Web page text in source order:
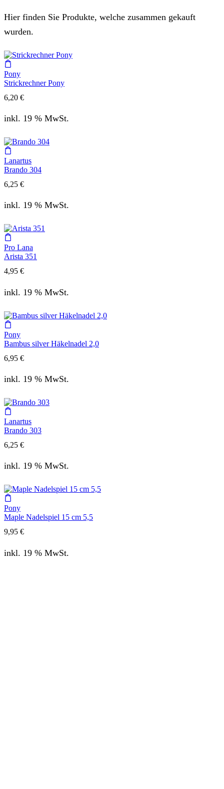
Hier finden Sie Produkte, welche zusammen gekauft
wurden.
Pony
Strickrechner Pony
6,20 €
inkl. 19 % MwSt.
Lanartus
Brando 304
6,25 €
inkl. 19 % MwSt.
Pro Lana
Arista 351
4,95 €
inkl. 19 % MwSt.
Pony
Bambus silver Häkelnadel 2,0
6,95 €
inkl. 19 % MwSt.
Lanartus
Brando 303
6,25 €
inkl. 19 % MwSt.
Pony
Maple Nadelspiel 15 cm 5,5
9,95 €
inkl. 19 % MwSt.